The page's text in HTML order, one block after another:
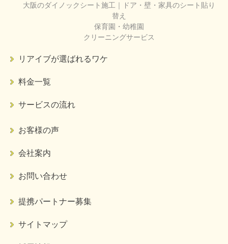
大阪のダイノックシート施工｜ドア・壁・家具のシート貼り
替え
保育園・幼稚園
クリーニングサービス
リアイブが選ばれるワケ
料金一覧
サービスの流れ
お客様の声
会社案内
お問い合わせ
提携パートナー募集
サイトマップ